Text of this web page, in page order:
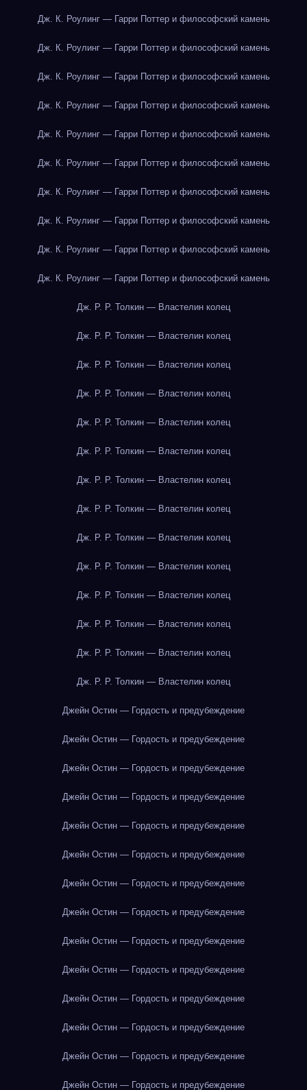
Дж. К. Роулинг — Гарри Поттер и философский камень
Дж. К. Роулинг — Гарри Поттер и философский камень
Дж. К. Роулинг — Гарри Поттер и философский камень
Дж. К. Роулинг — Гарри Поттер и философский камень
Дж. К. Роулинг — Гарри Поттер и философский камень
Дж. К. Роулинг — Гарри Поттер и философский камень
Дж. К. Роулинг — Гарри Поттер и философский камень
Дж. К. Роулинг — Гарри Поттер и философский камень
Дж. К. Роулинг — Гарри Поттер и философский камень
Дж. К. Роулинг — Гарри Поттер и философский камень
Дж. Р. Р. Толкин — Властелин колец
Дж. Р. Р. Толкин — Властелин колец
Дж. Р. Р. Толкин — Властелин колец
Дж. Р. Р. Толкин — Властелин колец
Дж. Р. Р. Толкин — Властелин колец
Дж. Р. Р. Толкин — Властелин колец
Дж. Р. Р. Толкин — Властелин колец
Дж. Р. Р. Толкин — Властелин колец
Дж. Р. Р. Толкин — Властелин колец
Дж. Р. Р. Толкин — Властелин колец
Дж. Р. Р. Толкин — Властелин колец
Дж. Р. Р. Толкин — Властелин колец
Дж. Р. Р. Толкин — Властелин колец
Дж. Р. Р. Толкин — Властелин колец
Джейн Остин — Гордость и предубеждение
Джейн Остин — Гордость и предубеждение
Джейн Остин — Гордость и предубеждение
Джейн Остин — Гордость и предубеждение
Джейн Остин — Гордость и предубеждение
Джейн Остин — Гордость и предубеждение
Джейн Остин — Гордость и предубеждение
Джейн Остин — Гордость и предубеждение
Джейн Остин — Гордость и предубеждение
Джейн Остин — Гордость и предубеждение
Джейн Остин — Гордость и предубеждение
Джейн Остин — Гордость и предубеждение
Джейн Остин — Гордость и предубеждение
Джейн Остин — Гордость и предубеждение